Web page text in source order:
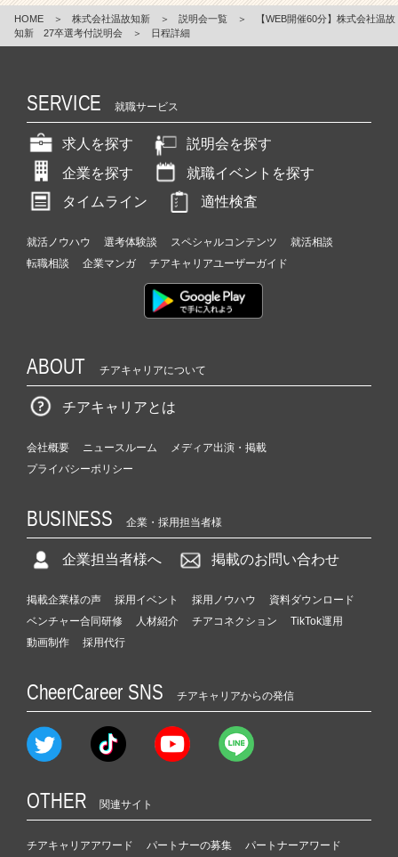
HOME ＞ 株式会社温故知新 ＞ 説明会一覧 ＞
【WEB開催60分】株式会社温故
知新 27卒選考付説明会
＞ 日程詳細
SERVICE 就職サービス
求人を探す
説明会を探す
企業を探す
就職イベントを探す
タイムライン
適性検査
就活ノウハウ 選考体験談 スペシャルコンテンツ
就活相談
転職相談
企業マンガ チアキャリアユーザーガイド
ABOUT チアキャリアについて
チアキャリアとは
会社概要 ニュースルーム
メディア出演・掲載
プライバシーポリシー
BUSINESS 企業・採用担当者様
企業担当者様へ 掲載のお問い合わせ
掲載企業様の声 採用イベント 採用ノウハウ
資料ダウンロード
ベンチャー合同研修
人材紹介 チアコネクション
TikTok運用
動画制作
採用代行
CheerCareer SNS チアキャリアからの発信
OTHER 関連サイト
チアキャリアアワード パートナーの募集 パートナーアワード